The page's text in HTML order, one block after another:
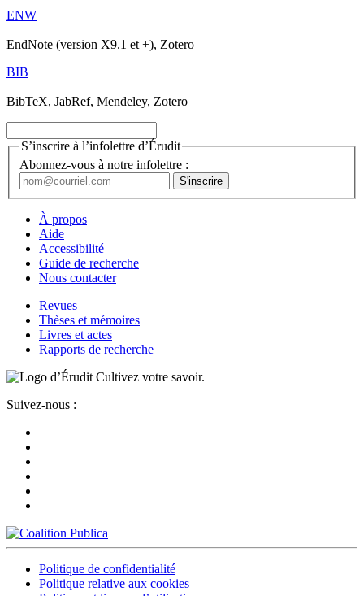
ENW
EndNote (version X9.1 et +), Zotero
BIB
BibTeX, JabRef, Mendeley, Zotero
S’inscrire à l’infolettre d’Érudit
Abonnez-vous à notre infolettre :
À propos
Aide
Accessibilité
Guide de recherche
Nous contacter
Revues
Thèses et mémoires
Livres et actes
Rapports de recherche
Cultivez votre savoir.
Suivez-nous :
Politique de confidentialité
Politique relative aux cookies